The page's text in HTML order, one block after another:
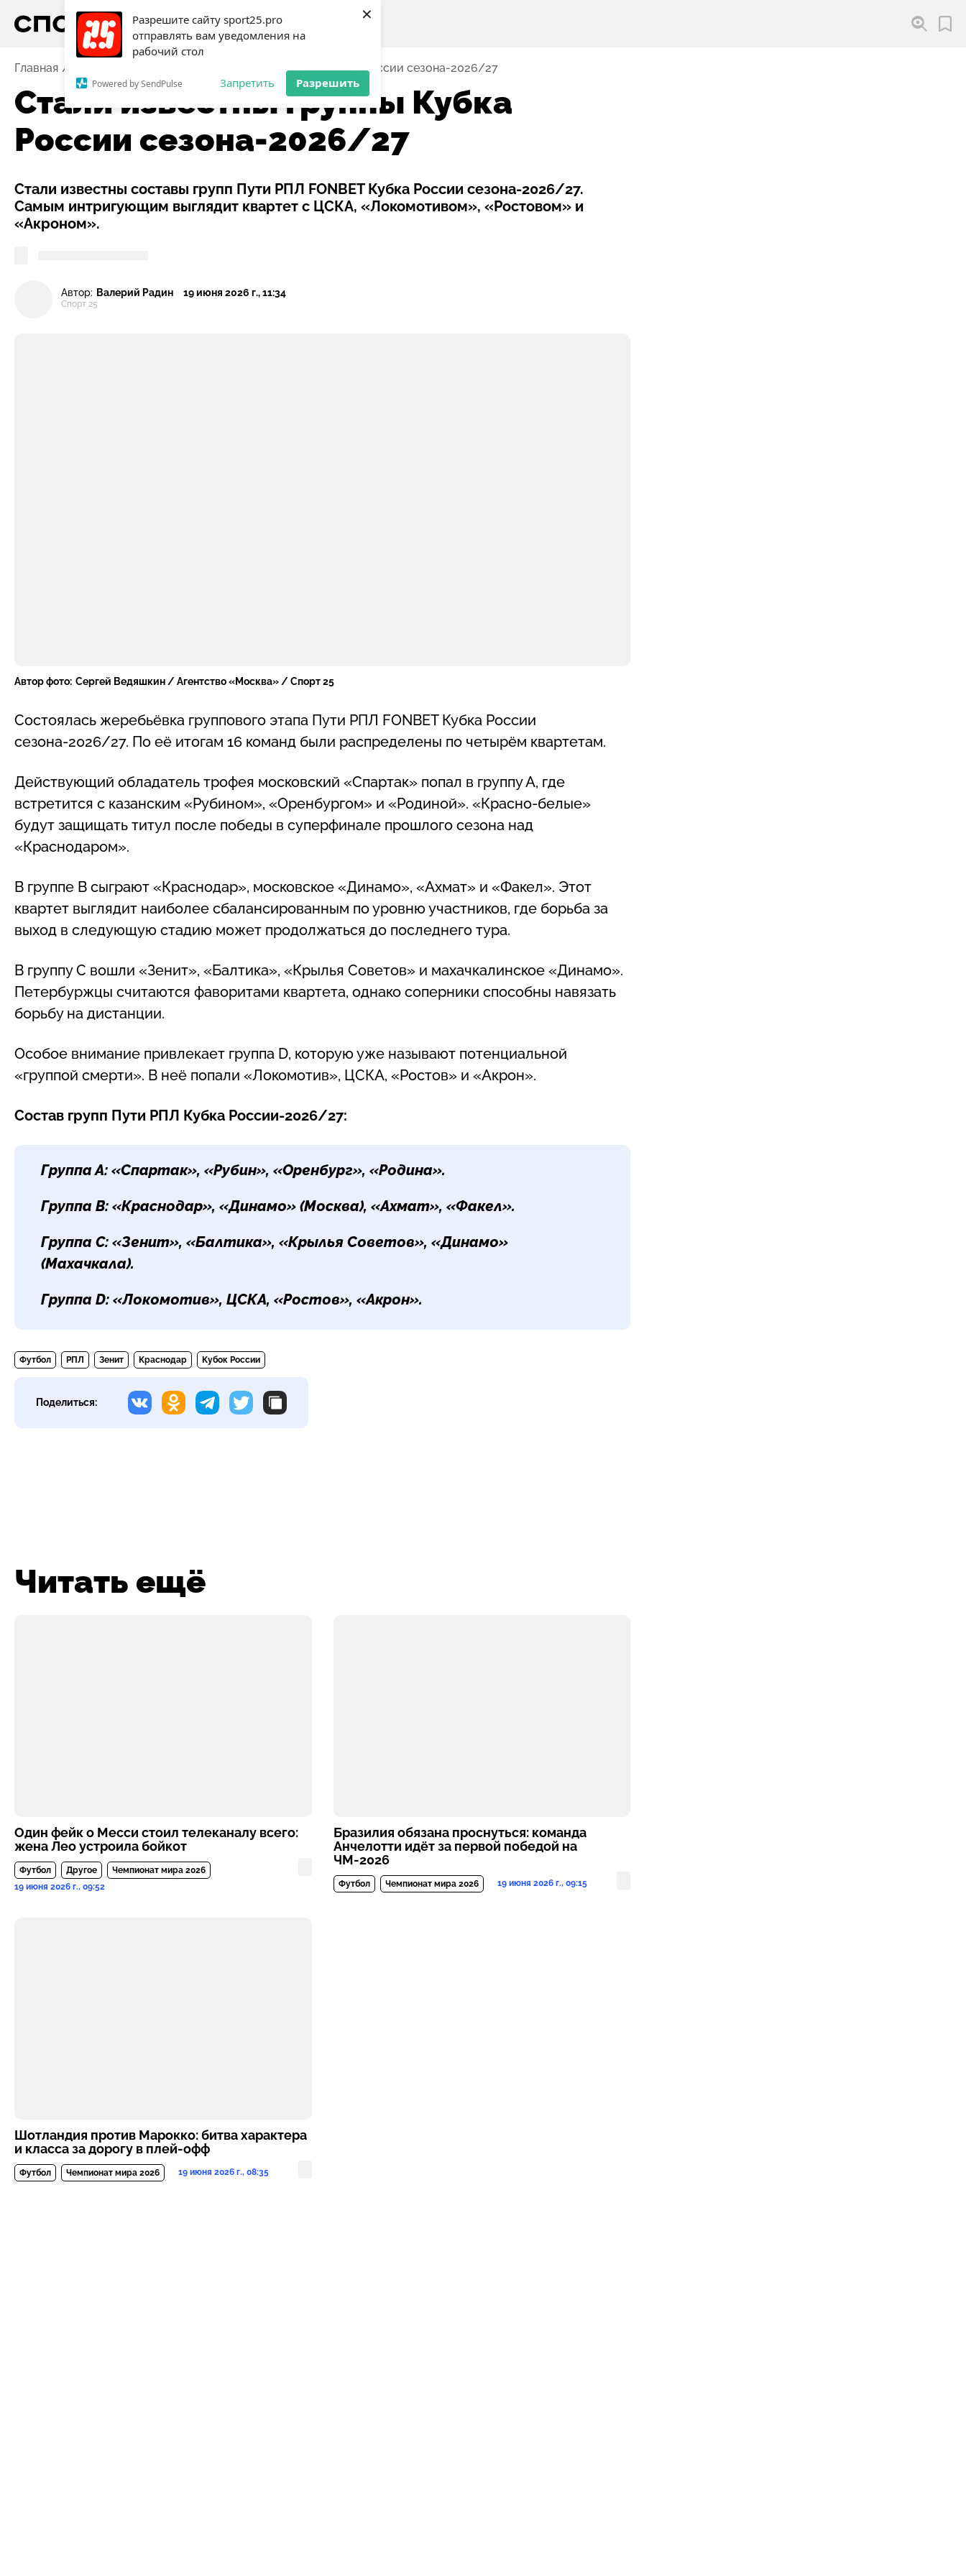
Разрешите сайту sport25.pro
отправлять вам уведомления на
рабочий стол
Powered by SendPulse Запретить Разрешить
×
Главная Стали известны группы Кубка России сезона-2026/27
Стали известны группы Кубка
России сезона-2026/27
Стали известны составы групп Пути РПЛ FONBET Кубка России сезона-2026/27.
Самым интригующим выглядит квартет с ЦСКА, «Локомотивом», «Ростовом» и
«Акроном».
Автор: Валерий Радин
Спорт 25
19 июня 2026 г., 11:34
Автор фото: Сергей Ведяшкин / Агентство «Москва» / Спорт 25
Состоялась жеребьёвка группового этапа Пути РПЛ FONBET Кубка России
сезона-2026/27. По её итогам 16 команд были распределены по четырём квартетам.
Действующий обладатель трофея московский «Спартак» попал в группу А, где
встретится с казанским «Рубином», «Оренбургом» и «Родиной». «Красно-белые»
будут защищать титул после победы в суперфинале прошлого сезона над
«Краснодаром».
В группе B сыграют «Краснодар», московское «Динамо», «Ахмат» и «Факел». Этот
квартет выглядит наиболее сбалансированным по уровню участников, где борьба за
выход в следующую стадию может продолжаться до последнего тура.
В группу С вошли «Зенит», «Балтика», «Крылья Советов» и махачкалинское «Динамо».
Петербуржцы считаются фаворитами квартета, однако соперники способны навязать
борьбу на дистанции.
Особое внимание привлекает группа D, которую уже называют потенциальной
«группой смерти». В неё попали «Локомотив», ЦСКА, «Ростов» и «Акрон».
Состав групп Пути РПЛ Кубка России-2026/27:
Группа А: «Спартак», «Рубин», «Оренбург», «Родина».
Группа B: «Краснодар», «Динамо» (Москва), «Ахмат», «Факел».
Группа C: «Зенит», «Балтика», «Крылья Советов», «Динамо»
(Махачкала).
Группа D: «Локомотив», ЦСКА, «Ростов», «Акрон».
Футбол РПЛ Зенит Краснодар Кубок России
Поделиться:
Читать ещё
Один фейк о Месси стоил телеканалу всего:
жена Лео устроила бойкот
Футбол Другое
Чемпионат мира 2026
19 июня 2026 г., 09:52
Бразилия обязана проснуться: команда
Анчелотти идёт за первой победой на
ЧМ-2026
Футбол Чемпионат мира 2026 19 июня 2026 г., 09:15
Шотландия против Марокко: битва характера
и класса за дорогу в плей-офф
Футбол Чемпионат мира 2026 19 июня 2026 г., 08:35